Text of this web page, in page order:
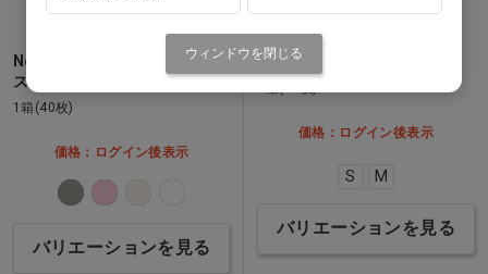
No.2875 立体型サージカルマ
スク ホワイト…他
1箱(40枚)
価格：ログイン後表示
バリエーションを見る
3Dサージカルマスク M…他
価格：ログイン後表示
S M
バリエーションを見る
ウィンドウを閉じる